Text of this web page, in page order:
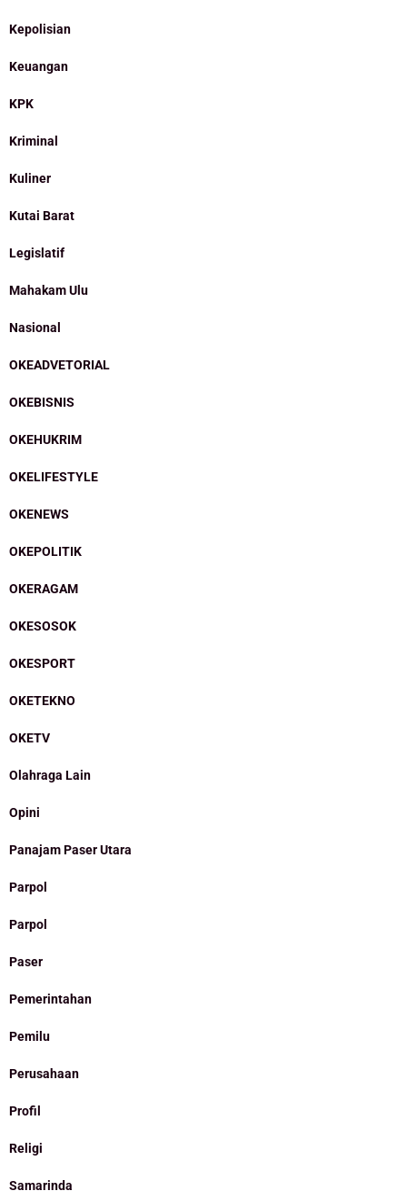
Kepolisian
Keuangan
KPK
Kriminal
Kuliner
Kutai Barat
Legislatif
Mahakam Ulu
Nasional
OKEADVETORIAL
OKEBISNIS
OKEHUKRIM
OKELIFESTYLE
OKENEWS
OKEPOLITIK
OKERAGAM
OKESOSOK
OKESPORT
OKETEKNO
OKETV
Olahraga Lain
Opini
Panajam Paser Utara
Parpol
Parpol
Paser
Pemerintahan
Pemilu
Perusahaan
Profil
Religi
Samarinda